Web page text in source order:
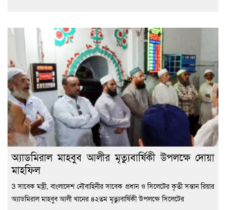
অ্যাডমিরাল মাহবুব আলীর মৃত্যুবার্ষিকী উপলক্ষে দোয়া
মাহফিল
3 সাবেক মন্ত্রী, বাংলাদেশ নৌবাহিনীর সাবেক প্রধান ও সিলেটের কৃতী সন্তান রিয়ার
অ্যাডমিরাল মাহবুব আলী খানের ৪২তম মৃত্যুবার্ষিকী উপলক্ষে সিলেটের